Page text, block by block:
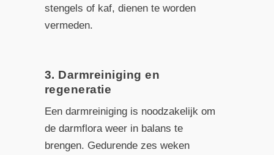
stengels of kaf, dienen te worden
vermeden.
3. Darmreiniging en
regeneratie
Een darmreiniging is noodzakelijk om
de darmflora weer in balans te
brengen. Gedurende zes weken